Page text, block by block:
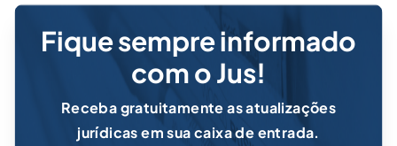
Fique sempre informado
com o Jus!
Receba gratuitamente as atualizações
jurídicas em sua caixa de entrada.